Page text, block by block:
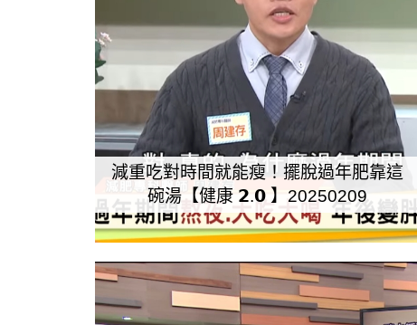
減重吃對時間就能瘦！擺脫過年肥靠這
碗湯【健康 𝟮.𝟬 】20250209